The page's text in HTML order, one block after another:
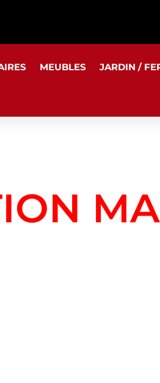
MEUBLES JARDIN /